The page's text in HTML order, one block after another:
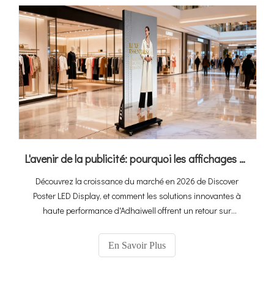
L'avenir de la publicité: pourquoi les affichages de l'affiche à LED sont votre prochain grand retour sur investissement？
Découvrez la croissance du marché en 2026 de Discover
Poster LED Display, et comment les solutions innovantes à
haute performance d'Adhaiwell offrent un retour sur
locations d'événements et les équipes de médias.
En Savoir Plus